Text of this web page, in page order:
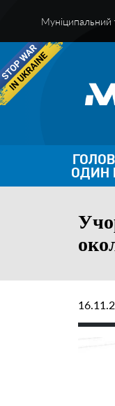
Муніципальний
ОДИН